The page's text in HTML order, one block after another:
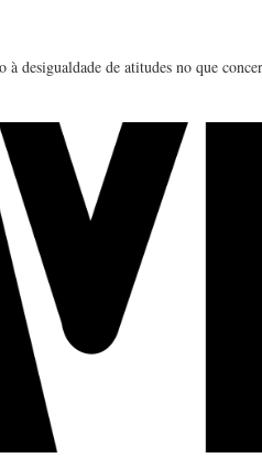
desigualdade de atitudes no que